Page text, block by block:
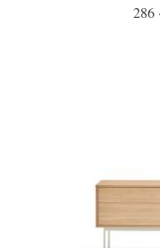
286